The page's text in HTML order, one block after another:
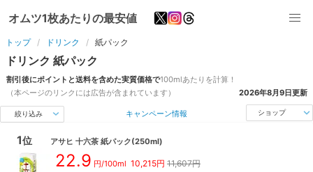
オムツ1枚あたりの最安値
トップ ドリンク 紙パック
ドリンク 紙パック
割引後にポイントと送料を含めた実質価格で100mlあたりを計算！
（本ページのリンクには広告が含まれています）
2026年8月9日更新
絞り込み キャンペーン情報 ショップ
1位 アサヒ 十六茶 紙パック(250ml)
22.9 円/100ml 10,215円 11,607円